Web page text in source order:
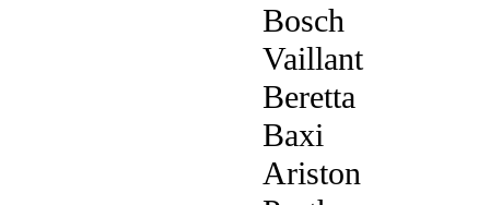
Bosch
Vaillant
Beretta
Baxi
Ariston